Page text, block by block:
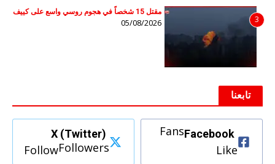
3
مقتل 15 شخصاً في هجوم روسي واسع على كييف
05/08/2026
تابعنا
Facebook
Fans
Like
X (Twitter)
Followers
Follow